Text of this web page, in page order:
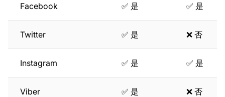
Facebook ✅ 是 ✅ 是
Twitter ✅ 是 ❌ 否
Instagram ✅ 是 ✅ 是
Viber ✅ 是 ❌ 否